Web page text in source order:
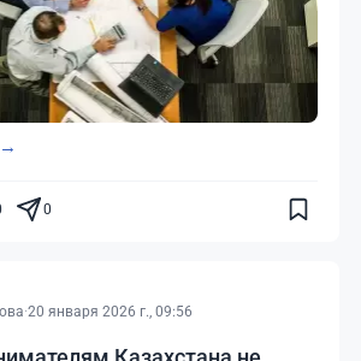
0
·20 января 2026 г., 09:56